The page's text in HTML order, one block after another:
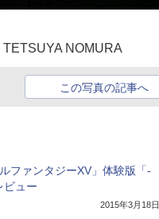
NOMURA
この写真の記事へ
ファンタジーXV」体験版「-
ビュー
2015年3月18日